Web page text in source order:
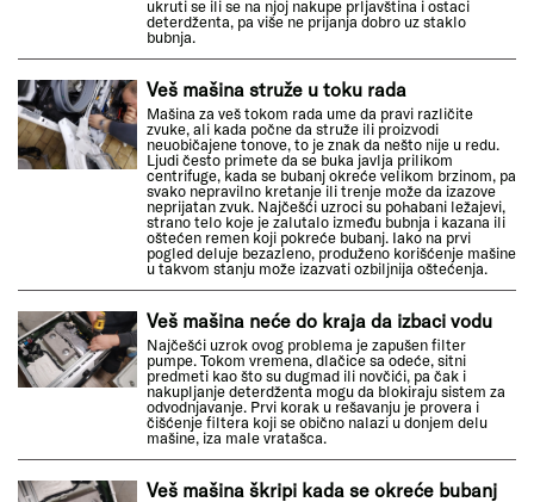
ukruti se ili se na njoj nakupe prljavština i ostaci
deterdženta, pa više ne prijanja dobro uz staklo
bubnja.
Veš mašina struže u toku rada
Mašina za veš tokom rada ume da pravi različite
zvuke, ali kada počne da struže ili proizvodi
neuobičajene tonove, to je znak da nešto nije u redu.
Ljudi često primete da se buka javlja prilikom
centrifuge, kada se bubanj okreće velikom brzinom, pa
svako nepravilno kretanje ili trenje može da izazove
neprijatan zvuk. Najčešći uzroci su pohabani ležajevi,
strano telo koje je zalutalo između bubnja i kazana ili
oštećen remen koji pokreće bubanj. Iako na prvi
pogled deluje bezazleno, produženo korišćenje mašine
u takvom stanju može izazvati ozbiljnija oštećenja.
Veš mašina neće do kraja da izbaci vodu
Najčešći uzrok ovog problema je zapušen filter
pumpe. Tokom vremena, dlačice sa odeće, sitni
predmeti kao što su dugmad ili novčići, pa čak i
nakupljanje deterdženta mogu da blokiraju sistem za
odvodnjavanje. Prvi korak u rešavanju je provera i
čišćenje filtera koji se obično nalazi u donjem delu
mašine, iza male vratašca.
Veš mašina škripi kada se okreće bubanj